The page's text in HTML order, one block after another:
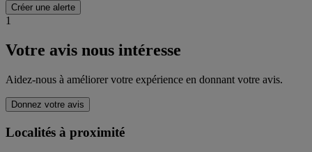
Créer une alerte
1
Votre avis nous intéresse
Aidez-nous à améliorer votre expérience en donnant votre avis.
Donnez votre avis
Localités à proximité